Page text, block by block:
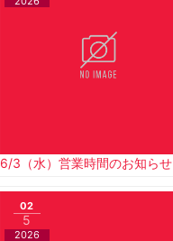
6/3（水）営業時間のお知らせ
02
5
2026